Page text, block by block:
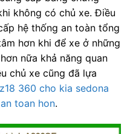
không có chủ xe. Điều
hệ thống an toàn tổng
hơn khi để xe ở những
nữa khả năng quan
chủ xe cũng đã lựa
360 cho kia sedona
toan hon.